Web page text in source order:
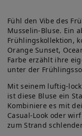
Fühl den Vibe des
Musselin-Bluse. Ein
Frühlingskollektion,
Orange Sunset,
Farbe erzählt ihre
unter der
Mit seinem luftig-
ist diese Bluse ein
Kombiniere es mit
Casual-Look oder
zum Strand